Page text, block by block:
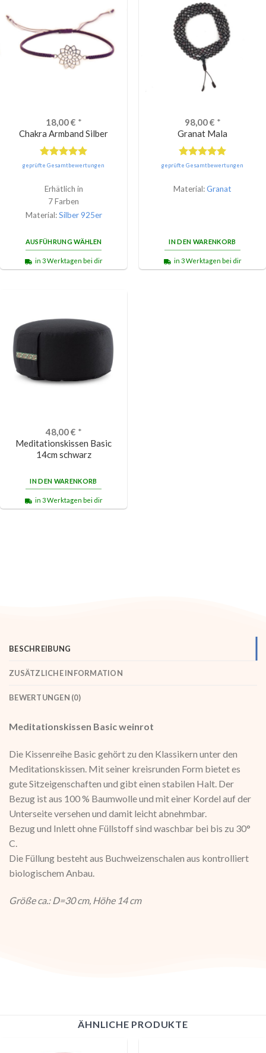
18,00€ *
Chakra Armband Silber
Bewertet
von 5
geprüfte Gesamtbewertungen
Erhätlich in
7 Farben
Material:Silber 925er
AUSFÜHRUNG WÄHLEN
in 3 Werktagen bei dir
98,00€ *
Granat Mala
Bewertet
von 5
geprüfte Gesamtbewertungen
Material:Granat
IN DEN WARENKORB
in 3 Werktagen bei dir
48,00€ *
Meditationskissen Basic
14cm schwarz
IN DEN WARENKORB
in 3 Werktagen bei dir
BESCHREIBUNG
ZUSÄTZLICHE INFORMATION
BEWERTUNGEN (0)
Meditationskissen Basic weinrot
Die Kissenreihe Basic gehört zu den Klassikern unter den
Meditationskissen. Mit seiner kreisrunden Form bietet es
gute Sitzeigenschaften und gibt einen stabilen Halt. Der
Bezug ist aus 100 % Baumwolle und mit einer Kordel auf der
Unterseite versehen und damit leicht abnehmbar.
Bezug und Inlett ohne Füllstoff sind waschbar bei bis zu 30°
C.
Die Füllung besteht aus Buchweizenschalen aus kontrolliert
biologischem Anbau.
Größe ca.: D=30 cm, Höhe 14 cm
ÄHNLICHE PRODUKTE